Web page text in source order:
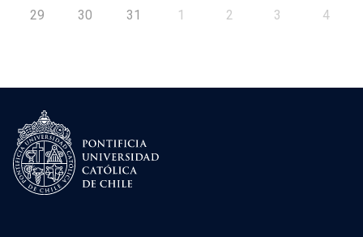
29 30 31 1 2 3 4